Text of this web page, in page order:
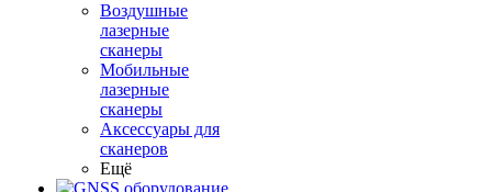
Воздушные
лазерные
сканеры
Мобильные
лазерные
сканеры
Аксессуары для
сканеров
Ещё